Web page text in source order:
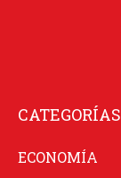
CATEGORÍAS
ECONOMÍA